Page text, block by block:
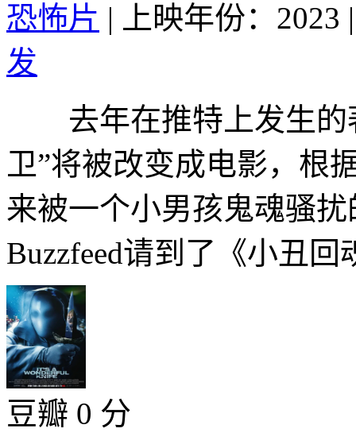
恐怖片 | 上映年份：2023 |
发
去年在推特上发生的
卫”将被改变成电影，根
来被一个小男孩鬼魂骚
Buzzfeed请到了《小丑
豆瓣 0 分